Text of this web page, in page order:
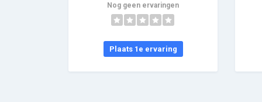
Nog geen ervaringen
Plaats 1e ervaring